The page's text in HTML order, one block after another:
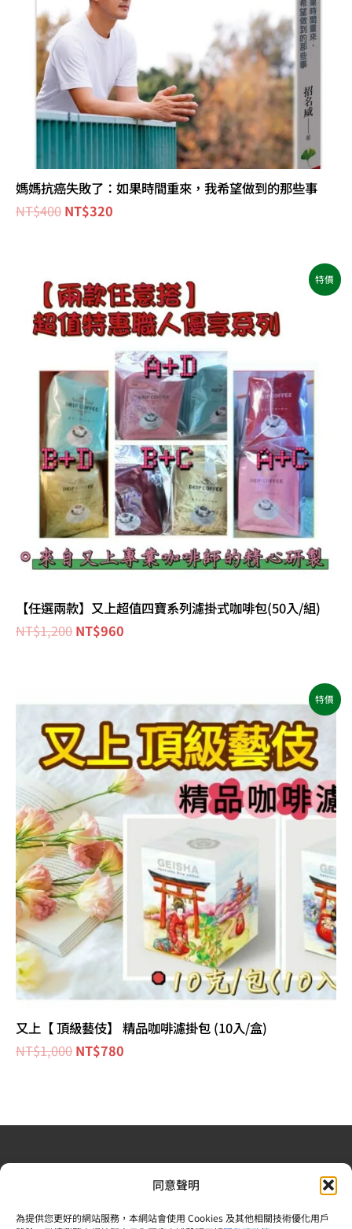
同意聲明
為提供您更好的網站服務，本網站會使用 Cookies 及其他相關技術優化用戶
媽媽抗癌失敗了：如果時間重來，我希望做到的那些事
NT$400 NT$320
特價
【任選兩款】又上超值四寶系列濾掛式咖啡包(50入/組)
NT$1,200
始
價
格：
NT$1,200。
NT$960
前
價
格：
NT$960。
特價
又上【 頂級藝伎】 精品咖啡濾掛包 (10入/盒)
NT$1,000
價
格：
NT$1,000。
NT$780
價
格：
NT$780。
份有限公司 |合法食品業登錄字號：V-183242378-00000-
6 | 統一編號：83242378 |電話：02-25092809